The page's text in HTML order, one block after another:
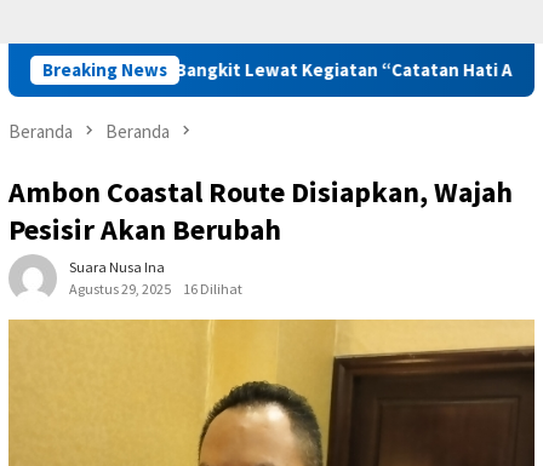
Breaking News
Diajak Bangkit Lewat Kegiatan “Catatan Hati Anak yang
Beranda Beranda
Ambon Coastal Route Disiapkan, Wajah
Pesisir Akan Berubah
Suara Nusa Ina
Agustus 29, 2025
16 Dilihat